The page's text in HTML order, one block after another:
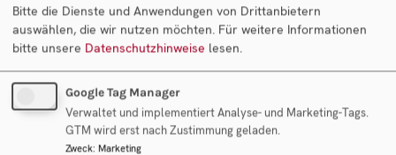
Mitarbeiter der Fantl Consulting GmbH
standen uns für die Ausarbeitung oder
Terminvereinbarungen und die Organisation
eines reibungslosen Ablaufes immer zur
Verfügung.
Bitte die Dienste und Anwendungen von Drittanbietern
auswählen, die wir nutzen möchten. Für weitere Informationen
bitte unsere Datenschutzhinweise lesen.
Google Tag Manager
Verwaltet und implementiert Analyse- und Marketing-Tags.
GTM wird erst nach Zustimmung geladen.
Zweck: Marketing